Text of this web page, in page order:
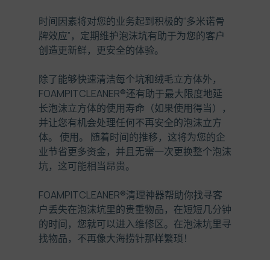
时间因素将对您的业务起到积极的“多米诺骨
牌效应”，定期维护泡沫坑有助于为您的客户
创造更新鲜，更安全的体验。
除了能够快速清洁每个坑和绒毛立方体外，
FOAMPITCLEANER®还有助于最大限度地延
长泡沫立方体的使用寿命（如果使用得当），
并让您有机会处理任何不再安全的泡沫立方
体。 使用。 随着时间的推移，这将为您的企
业节省更多资金，并且无需一次更换整个泡沫
坑，这可能相当昂贵。
FOAMPITCLEANER®清理神器帮助你找寻客
户丢失在泡沫坑里的贵重物品，在短短几分钟
的时间，您就可以进入维修区。在泡沫坑里寻
找物品，不再像大海捞针那样繁琐！